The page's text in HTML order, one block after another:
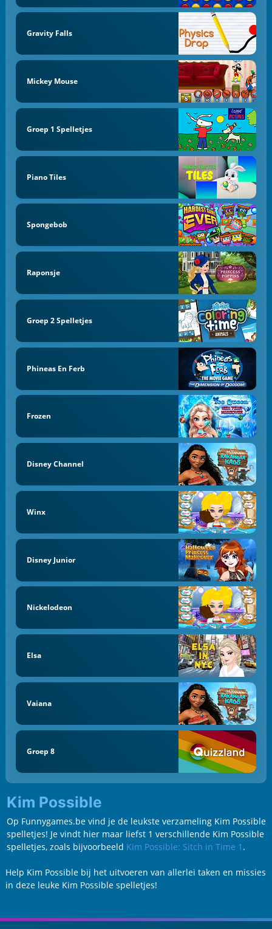
Gravity Falls
Mickey Mouse
Groep 1 Spelletjes
Piano Tiles
Spongebob
Raponsje
Groep 2 Spelletjes
Phineas En Ferb
Frozen
Disney Channel
Winx
Disney Junior
Nickelodeon
Elsa
Vaiana
Groep 8
Kim Possible
Op Funnygames.be vind je de leukste verzameling Kim Possible
spelletjes! Je vindt hier maar liefst 1 verschillende Kim Possible
spelletjes, zoals bijvoorbeeld Kim Possible: Sitch in Time 1 .
Help Kim Possible bij het uitvoeren van allerlei taken en missies
in deze leuke Kim Possible spelletjes!